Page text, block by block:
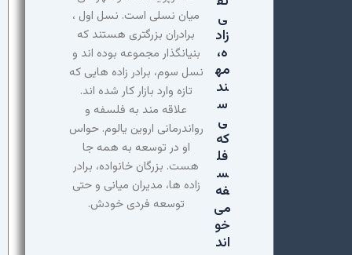
ی
زاد
ه،
مه
ند
س
ی
که
فل
س
فه
می
خو
اند
میان نسلی است. نسل اول ،
برادران بزرگتری هستند که
بنیانگذار مجموعه بوده اند و
نسل سوم، برادر زاده هایی که
تازه وارد بازار کار شده اند.
علاقه مند به فلسفه و
رواندرمانی اروین یالوم. حواس
او در توسعه به همه جا
هست. بزرگان خانواده، برادر
زاده ها، مدیران میانی و حتی
توسعه فردی خودش.